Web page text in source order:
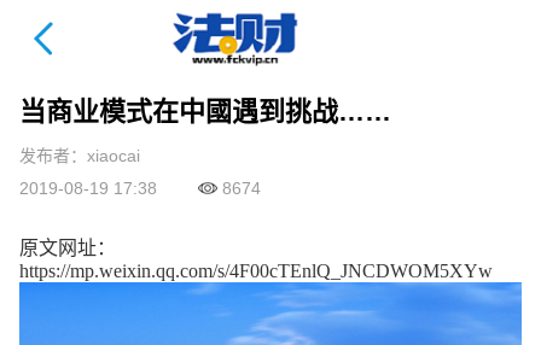
法财课详情页
当商业模式在中國遇到挑战……
发布者：xiaocai
2019-08-19 17:38
8674
原文网址：
https://mp.weixin.qq.com/s/4F00cTEnlQ_JNCDWOM5XYw